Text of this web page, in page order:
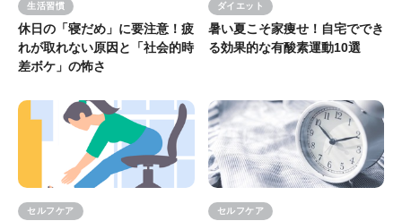
生活習慣
休日の「寝だめ」に要注意！疲
れが取れない原因と「社会的時
差ボケ」の怖さ
ダイエット
暑い夏こそ家痩せ！自宅ででき
る効果的な有酸素運動10選
セルフケア セルフケア